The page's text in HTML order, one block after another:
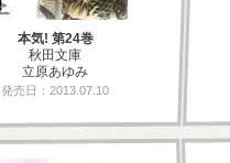
本気! 第24巻
秋田文庫
立原あゆみ
発売日：2013.07.10